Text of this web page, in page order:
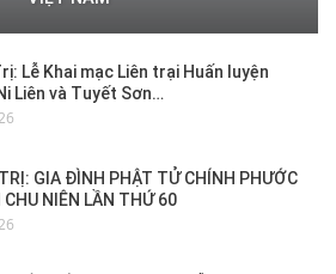
Lễ Khai mạc Liên trại Huấn luyện
Liên và Tuyết Sơn…
GIA ĐÌNH PHẬT TỬ CHÍNH PHƯỚC
CHU NIÊN LẦN THỨ 60